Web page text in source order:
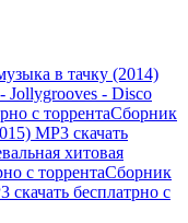
в тачку (2014)
Jollygrooves - Disco
с торрентаСборник
MP3 скачать
хитовая
с торрентаСборник
бесплатрно с